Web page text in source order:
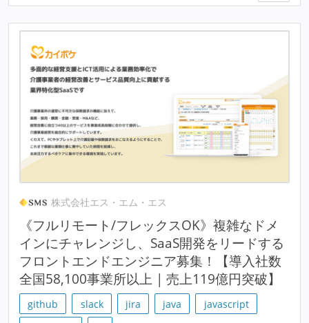
株式会社エス・エム・エス
《フルリモート/フレックスOK》複雑なドメ
インにチャレンジし、SaaS開発をリードする
フロントエンドエンジニア募集！【導入社数
全国58,100事業所以上 | 売上119億円突破】
github slack jira java
javascript